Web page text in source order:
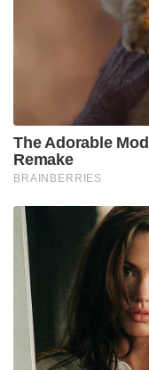
The Adorable
Remake
BRAINBERRIES